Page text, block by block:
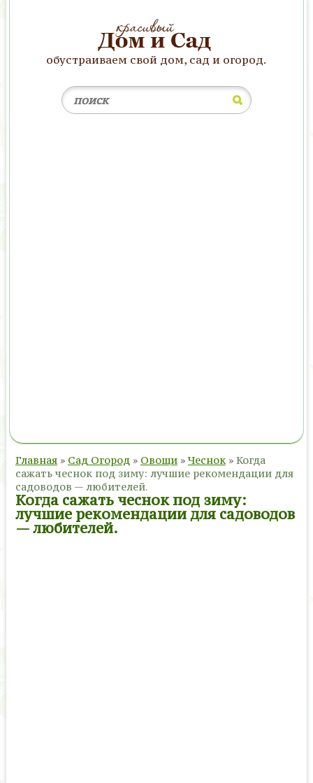
обустраиваем свой дом, сад и огород.
Главная » Сад Огород » Овощи »Чеснок » Когда
сажать чеснок под зиму: лучшие рекомендации для
садоводов — любителей.
Когда сажать чеснок под зиму:
лучшие рекомендации для садоводов
— любителей.